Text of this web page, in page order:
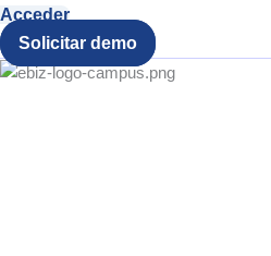
Acceder
Solicitar demo